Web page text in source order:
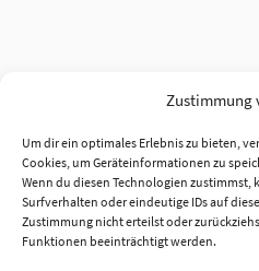
Zustimmung
Um dir ein optimales Erlebnis zu bieten,
Cookies, um Geräteinformationen zu
Wenn du diesen Technologien zustimmst,
Surfverhalten oder eindeutige IDs auf
Zustimmung nicht erteilst oder
Funktionen beeinträchtigt werden.